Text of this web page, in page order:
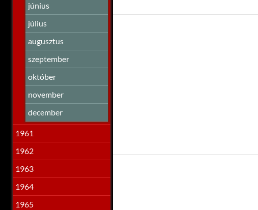
június
július
augusztus
szeptember
október
november
december
1961
1962
1963
1964
1965